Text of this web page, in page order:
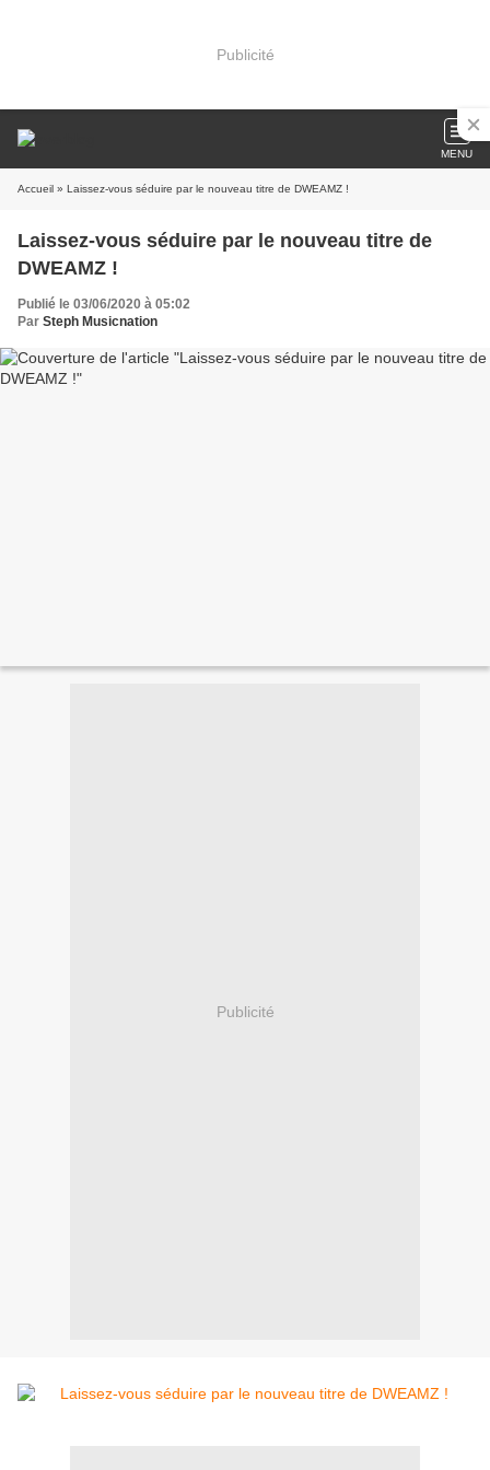
Publicité
MENU
Accueil » Laissez-vous séduire par le nouveau titre de DWEAMZ !
Laissez-vous séduire par le nouveau titre de
DWEAMZ !
Publié le 03/06/2020 à 05:02
Par Steph Musicnation
Publicité